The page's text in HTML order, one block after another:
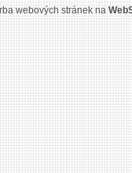
webových stránek na